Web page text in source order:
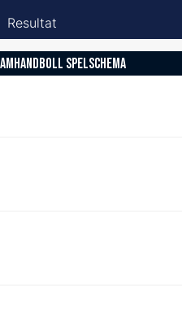
Resultat
SPELSCHEMA